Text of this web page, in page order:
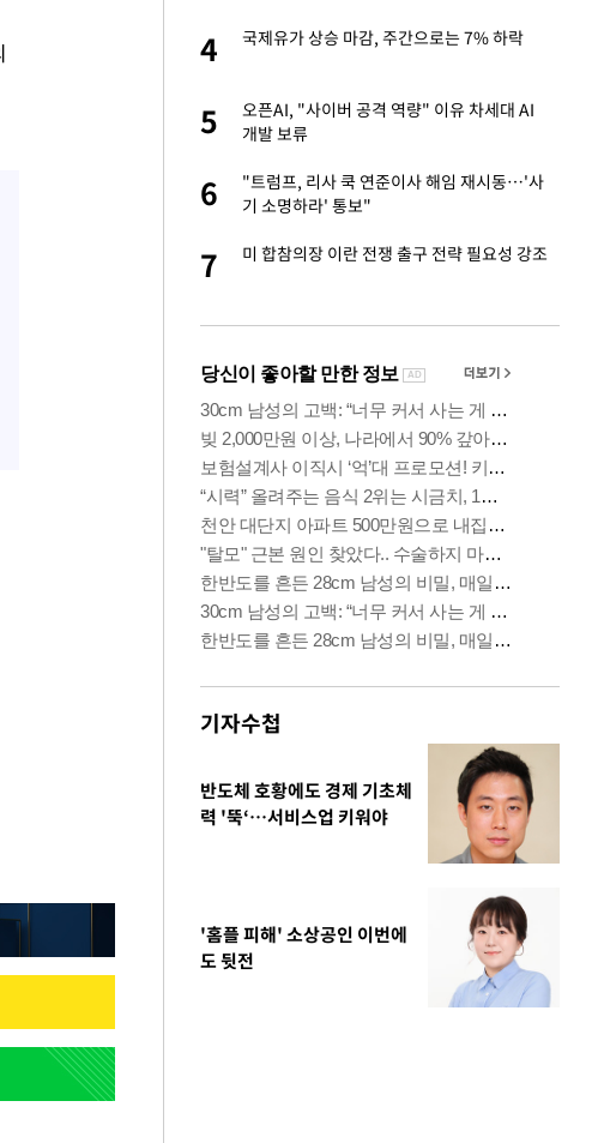
4 국제유가 상승 마감, 주간으로는 7% 하락
5
오픈AI, "사이버 공격 역량" 이유 차세대 AI
개발 보류
6
"트럼프, 리사 쿡 연준이사 해임 재시동…'사
기 소명하라' 통보"
7 미 합참의장 이란 전쟁 출구 전략 필요성 강조
기자수첩
반도체 호황에도 경제 기초체
력 '뚝‘…서비스업 키워야
'홈플 피해' 소상공인 이번에
도 뒷전